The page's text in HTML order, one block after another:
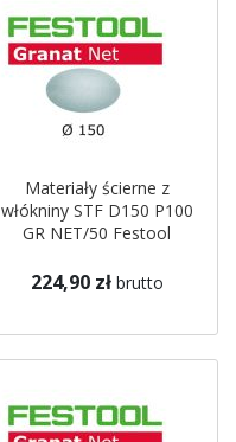
Materiały ścierne z
włókniny STF D150 P100
GR NET/50 Festool
224,90 zł brutto